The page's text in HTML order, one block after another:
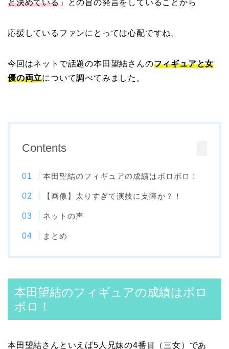
と決めている」との旨の発言をしていることから
応援しているファンにとっては心配ですね。
今回はネットで話題の本田望結さんのフィギュアと女
優の両立について調べてみました。
Contents
本田望結のフィギュアの成績はボロボロ！
【画像】太りすぎて演技に支障か？！
ネットの声
まとめ
本田望結のフィギュアの成績はボロ
ボロ！
本田望結さんといえば5人兄妹の4番目（三女）であ